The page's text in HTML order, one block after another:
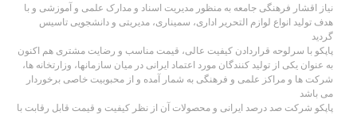
نیاز اقشار فرهنگی جامعه به منظور مدیریت اسناد و مدارک علمی و آموزشی و با
هدف تولید انواع لوازم التحریر اداری، سمیناری، مدیریتی و دانشجویی تاسیس
گردید
پاپکو با سرلوحه قراردادن کیفیت عالی، قیمت مناسب و رضایت مشتری هم اکنون
به عنوان یکی از تولید کنندگان مورد اعتماد ایرانی در میان سازمانها، وزارتخانه ها،
شرکت ها و مراکز علمی و فرهنگی به شمار آمده و از محبوبیت خاصی برخوردار
می باشد
پاپکو شرکت صد درصد ایرانی و محصولات آن از نظر کیفیت و قیمت قابل رقابت با